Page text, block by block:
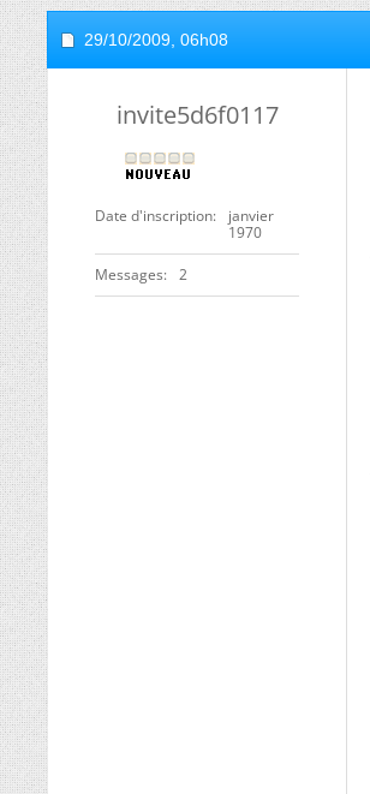
29/10/2009, 06h08
invite5d6f0117
Date d'inscription
janvier
1970
Messages 2